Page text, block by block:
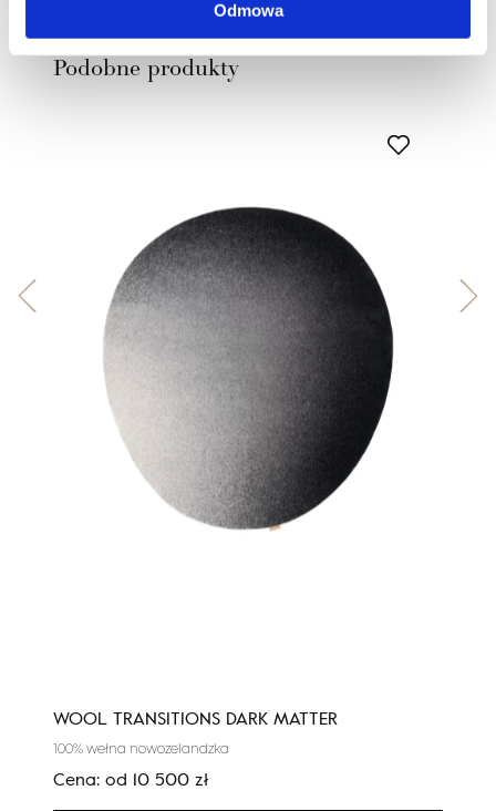
Odmowa
Podobne produkty
WOOL TRANSITIONS DARK MATTER
100% wełna nowozelandzka
Cena: od 10 500 zł